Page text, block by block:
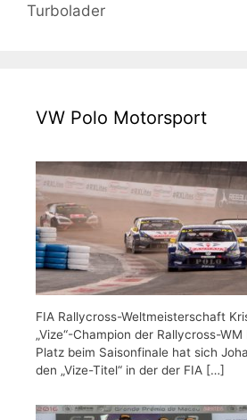
Turbolader
VW Polo Motorsport
FIA Rallycross-Weltmeisterschaft
„Vize“-Champion der Rallycross-
Platz beim Saisonfinale hat sich
den „Vize-Titel“ in der der FIA […]